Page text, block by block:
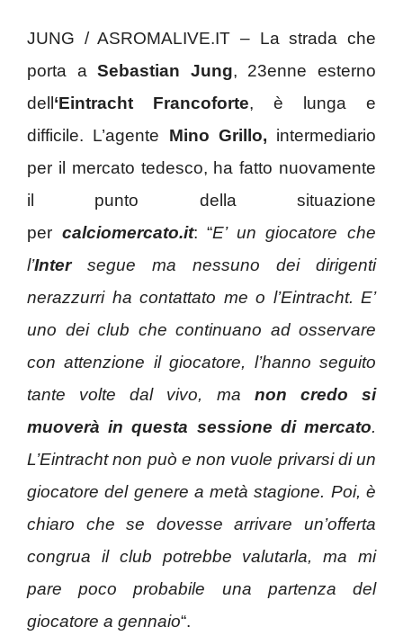
JUNG / ASROMALIVE.IT – La strada che
porta a Sebastian Jung, 23enne esterno
dell‘Eintracht Francoforte, è lunga e
difficile. L’agente Mino Grillo, intermediario
per il mercato tedesco, ha fatto nuovamente
il punto della situazione
per calciomercato.it: “E’ un giocatore che
l’Intersegue ma nessuno dei dirigenti
nerazzurri ha contattato me o l’Eintracht. E’
uno dei club che continuano ad osservare
con attenzione il giocatore, l’hanno seguito
tante volte dal vivo, ma non credo si
muoverà in questa sessione di mercato.
L’Eintracht non può e non vuole privarsi di un
giocatore del genere a metà stagione. Poi, è
chiaro che se dovesse arrivare un’offerta
congrua il club potrebbe valutarla, ma mi
pare poco probabile una partenza del
giocatore a gennaio“.